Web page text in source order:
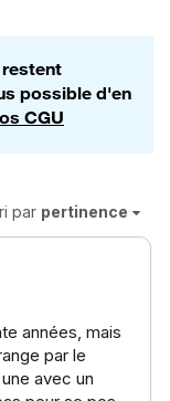
possible d'en
CGU